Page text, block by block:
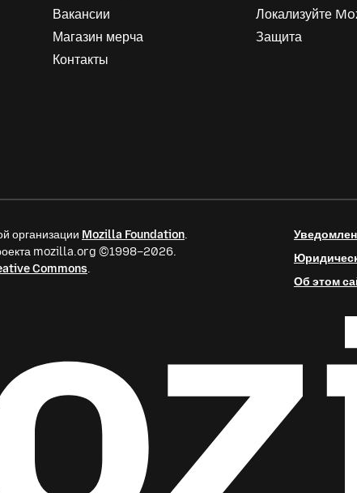
Вакансии
Магазин мерча
Контакты
Локализуйте
Защита
организации Mozilla Foundation.
mozilla.org ©1998–2026.
Commons.
Об этом